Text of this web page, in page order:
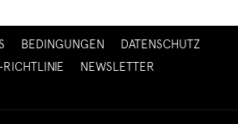
ÖFFNET
SICH
BEDINGUNGEN
DATENSCHUTZ
NEWSLETTER